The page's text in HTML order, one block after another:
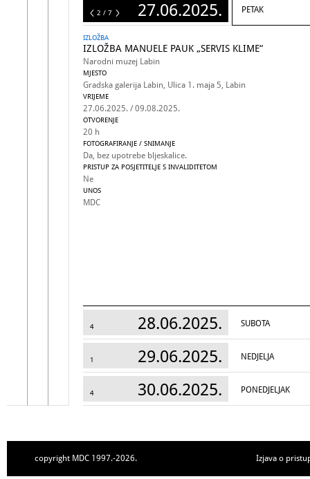
7 27.06.2025. PETAK
2 / 7
IZLOŽBA
IZLOŽBA MANUELE PAUK „SERVIS KLIME“
Narodni muzej Labin
MJESTO
Gradska galerija Labin, Ulica 1. maja 5, Labin
VRIJEME
27.06.2025. / 09.08.2025.
OTVORENJE
20 h
FOTOGRAFIRANJE / SNIMANJE
Da, bez upotrebe bljeskalice.
PRISTUP ZA POSJETITELJE S INVALIDITETOM
Ne
UNOS
MDC
4 28.06.2025. SUBOTA
1 29.06.2025. NEDJELJA
4 30.06.2025. PONEDJELJAK
copyright MDC 1997.-2026. Izjava o